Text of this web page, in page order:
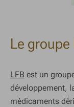
Le groupe
LFB est un
développement,
médicaments